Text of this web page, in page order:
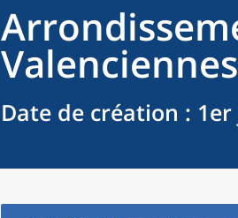
Valenciennes
Date de création :